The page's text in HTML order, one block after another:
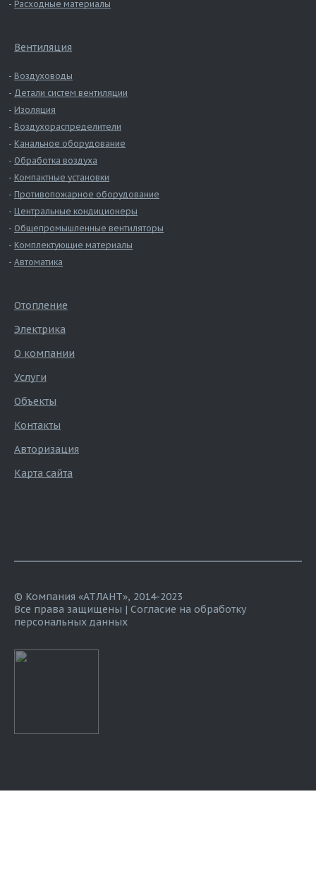
Расходные материалы
Вентиляция
Воздуховоды
Детали систем вентиляции
Изоляция
Воздухораспределители
Канальное оборудование
Обработка воздуха
Компактные установки
Противопожарное оборудование
Центральные кондиционеры
Общепромышленные вентиляторы
Комплектующие материалы
Автоматика
Отопление
Электрика
О компании
Услуги
Объекты
Контакты
Авторизация
Карта сайта
© Компания «АТЛАНТ», 2014-2023
Все права защищены | Согласие на обработку
персональных данных